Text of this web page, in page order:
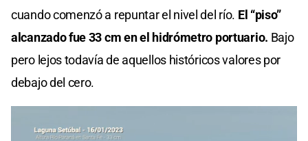
cuando comenzó a repuntar el nivel del río. El “piso”
alcanzado fue 33 cm en el hidrómetro portuario. Bajo
pero lejos todavía de aquellos históricos valores por
debajo del cero.